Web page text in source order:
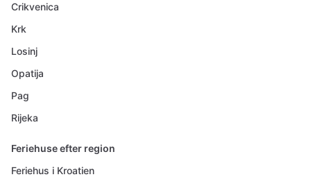
Crikvenica
Krk
Losinj
Opatija
Pag
Rijeka
Feriehuse efter region
Feriehus i Kroatien